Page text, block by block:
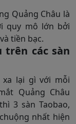
Quảng Châu là
quy mô lớn bởi
tiền bạc.
trên các sàn
lại gì với mỗi
Quảng Châu
3 sàn Taobao,
nhất hiện